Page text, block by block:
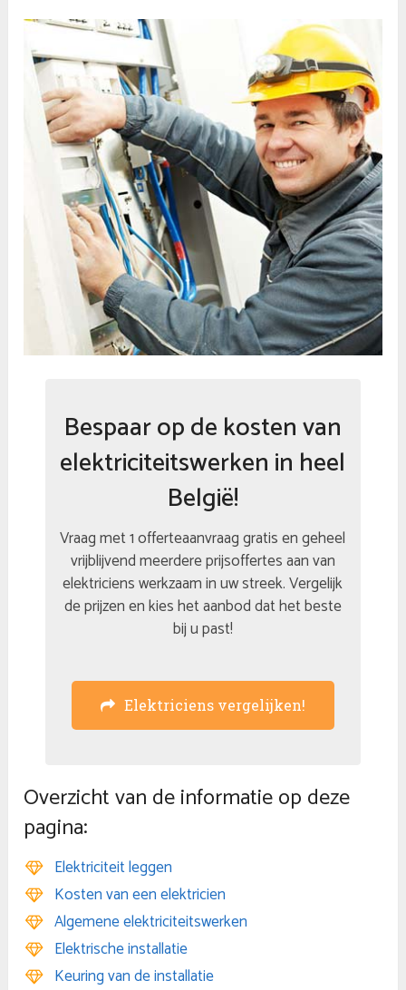
Bespaar op de kosten van
elektriciteitswerken in heel
België!
Vraag met 1 offerteaanvraag gratis en geheel
vrijblijvend meerdere prijsoffertes aan van
elektriciens werkzaam in uw streek. Vergelijk
de prijzen en kies het aanbod dat het beste
bij u past!
Elektriciens vergelijken!
Overzicht van de informatie op deze
pagina:
Elektriciteit leggen
Kosten van een elektricien
Algemene elektriciteitswerken
Elektrische installatie
Keuring van de installatie